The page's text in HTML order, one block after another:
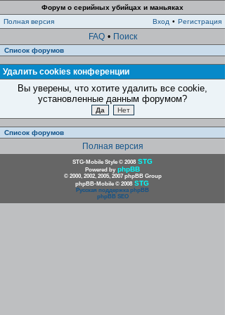
Форум о серийных убийцах и маньяках
Полная версия
Вход • Регистрация
FAQ • Поиск
Список форумов
Удалить cookies конференции
Вы уверены, что хотите удалить все cookie,
установленные данным форумом?
Список форумов
Полная версия
STG-Mobile Style © 2008 STG
Powered by phpBB
© 2000, 2002, 2005, 2007 phpBB Group
phpBB-Mobile © 2008 STG
Русская поддержка phpBB
phpBB SEO